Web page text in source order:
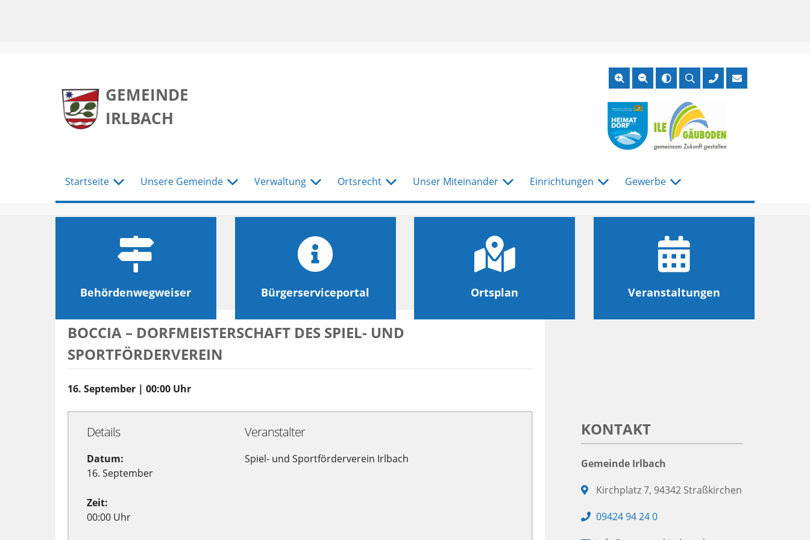
GEMEINDE
IRLBACH
Suche
Startseite Unsere Gemeinde Verwaltung Ortsrecht Unser Miteinander Einrichtungen Gewerbe
Behördenwegweiser Bürgerserviceportal Ortsplan Veranstaltungen
BOCCIA – DORFMEISTERSCHAFT DES SPIEL- UND
SPORTFÖRDERVEREIN
16. September | 00:00 Uhr
Details
Datum:
16. September
Zeit:
00:00 Uhr
Veranstalter
Spiel- und Sportförderverein Irlbach
KONTAKT
Gemeinde Irlbach
Adresse:
Kirchplatz 7, 94342 Straßkirchen
Telefon:
09424 94 24 0